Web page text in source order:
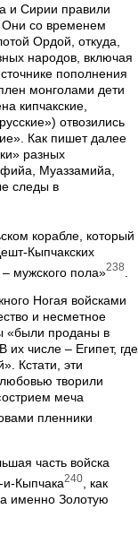
и Сирии правили
со временем
Ордой, откуда,
народов, включая
пополнения
монголами дети
кипчакские,
отвозились
Как пишет далее
разных
Муаззамийа,
следы в
корабле, который
Кыпчакских
мужского пола»238
Ногая войсками
и несметное
«были проданы в
числе – Египет, где
Кстати, эти
творили
меча
пленники
часть войска
и-Кыпчака240
, как
именно Золотую